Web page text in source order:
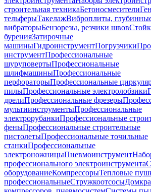
строительная техникаБетоносмесители
тельферыТакелажВиброплиты,
вибраторыБензорезы, резчики швов
буренияЗатирочные
машиныГидроинструментПогрузчики
инструментПрофессиональные
шуруповертыПрофессиональные
шлифмашиныПрофессиональные
перфораторыПрофессиональные
пилыПрофессиональные электролобзики
дрелиПрофессиональные фрезеры
мультиинструментыПрофессиональные
электрорубанкиПрофессиональные
феныПрофессиональные строительные
пистолетыПрофессиональные точильные
станкиПрофессиональные
электроножницыПневмоинструмент
профессионального электроинструмента
оборудованиеКомпрессорыТепловые
профессиональныеСтружкоотсосы